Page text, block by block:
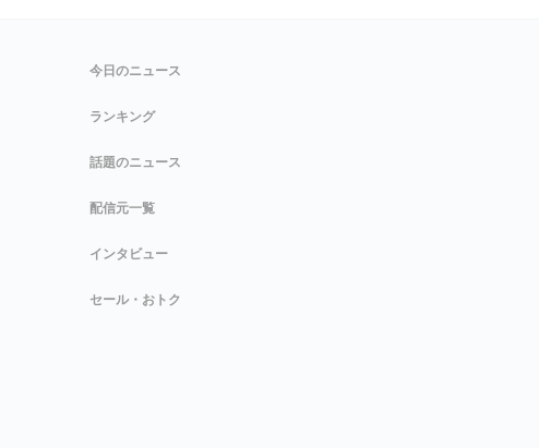
今日のニュース
ランキング
話題のニュース
配信元一覧
インタビュー
セール・おトク